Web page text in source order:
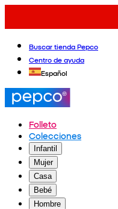
Buscar tienda Pepco
Centro de ayuda
Español
Folleto
Colecciones
Infantil
Mujer
Casa
Bebé
Hombre